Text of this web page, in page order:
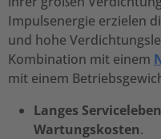
Impulsenergie erzielen
und hohe
Kombination mit einem
mit einem
Langes
Wartungskosten.